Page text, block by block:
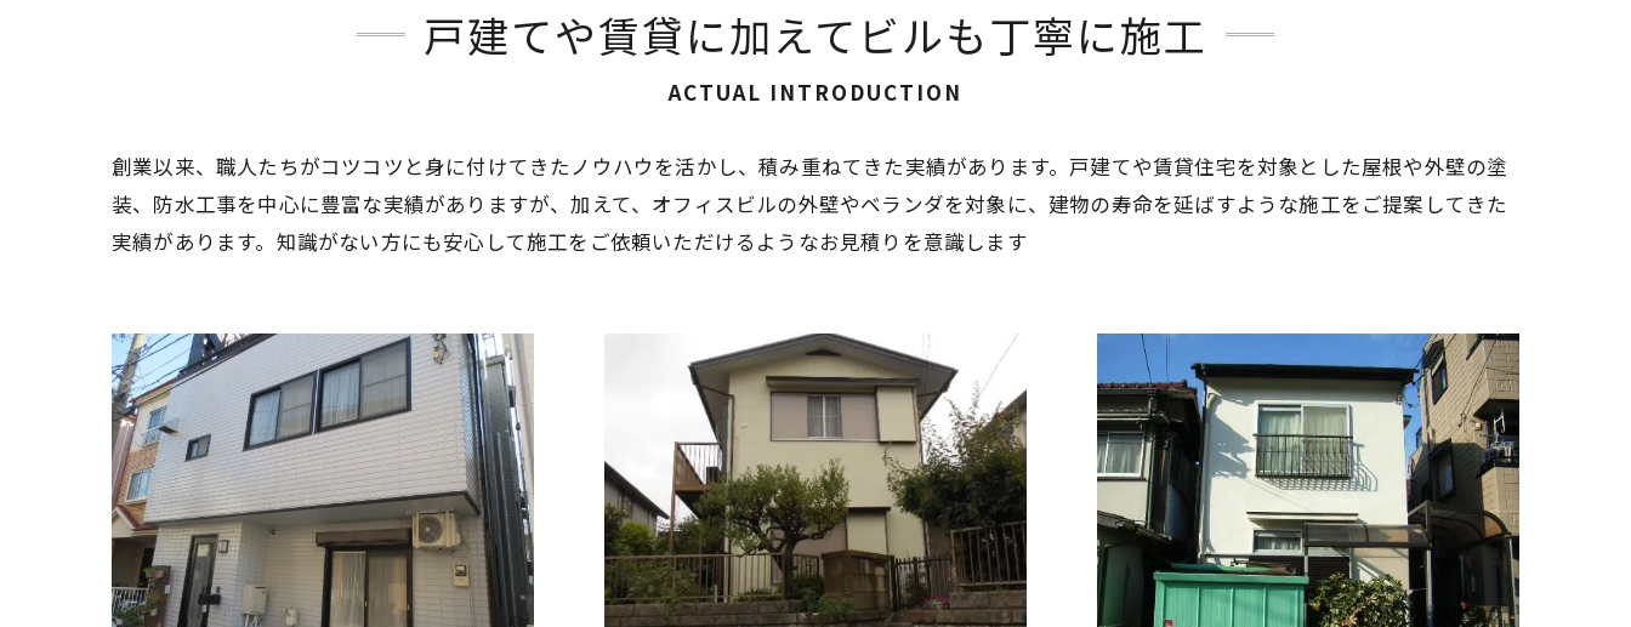
戸建てや賃貸に加えてビルも丁寧に施工
ACTUAL INTRODUCTION
創業以来、職人たちがコツコツと身に付けてきたノウハウを活かし、積み重ねてきた実績があります。戸建てや賃貸住宅を対象とした屋根や外壁の塗
装、防水工事を中心に豊富な実績がありますが、加えて、オフィスビルの外壁やベランダを対象に、建物の寿命を延ばすような施工をご提案してきた
実績があります。知識がない方にも安心して施工をご依頼いただけるようなお見積りを意識します